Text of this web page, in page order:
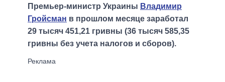
Премьер-министр Украины Владимир
Гройсман в прошлом месяце заработал
29 тысяч 451,21 гривны (36 тысяч 585,35
гривны без учета налогов и сборов).